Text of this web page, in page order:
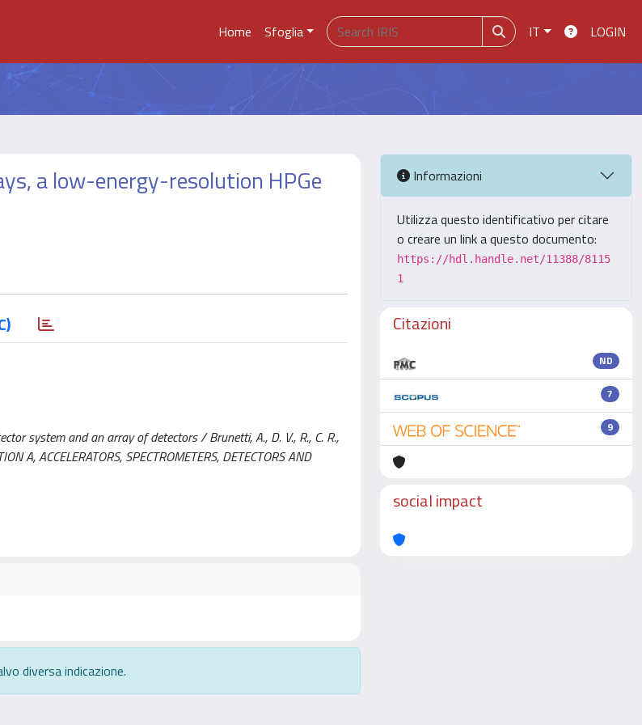
Home Sfoglia IT LOGIN
a low-energy-resolution HPGe
system and an array of detectors / Brunetti, A., D. V., R., C. R.,
A, ACCELERATORS, SPECTROMETERS, DETECTORS AND
diversa indicazione.
Informazioni
Utilizza questo identificativo per citare
o creare un link a questo documento:
https://hdl.handle.net/11388/8115
1
Citazioni
ND
7
9
social impact